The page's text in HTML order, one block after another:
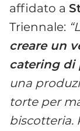
affidato a
Triennale:
creare un
catering di
una
torte per
biscotteria.